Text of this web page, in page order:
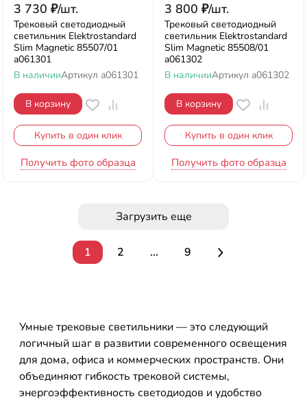
3 730 ₽/шт.
Трековый светодиодный
светильник Elektrostandard
Slim Magnetic 85507/01
a061301
В наличииАртикул a061301
В корзину
Купить в один клик
Получить фото образца
3 800 ₽/шт.
Трековый светодиодный
светильник Elektrostandard
Slim Magnetic 85508/01
a061302
В наличииАртикул a061302
В корзину
Купить в один клик
Получить фото образца
Загрузить еще
1 2 ... 9
Умные трековые светильники — это следующий
логичный шаг в развитии современного освещения
для дома, офиса и коммерческих пространств. Они
объединяют гибкость трековой системы,
энергоэффективность светодиодов и удобство